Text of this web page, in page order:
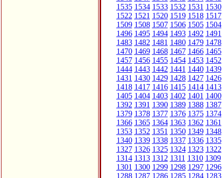
1535 1534 1533 1532 1531 1530
1522 1521 1520 1519 1518 1517
1509 1508 1507 1506 1505 1504
1496 1495 1494 1493 1492 1491
1483 1482 1481 1480 1479 1478
1470 1469 1468 1467 1466 1465
1457 1456 1455 1454 1453 1452
1444 1443 1442 1441 1440 1439
1431 1430 1429 1428 1427 1426
1418 1417 1416 1415 1414 1413
1405 1404 1403 1402 1401 1400
1392 1391 1390 1389 1388 1387
1379 1378 1377 1376 1375 1374
1366 1365 1364 1363 1362 1361
1353 1352 1351 1350 1349 1348
1340 1339 1338 1337 1336 1335
1327 1326 1325 1324 1323 1322
1314 1313 1312 1311 1310 1309
1301 1300 1299 1298 1297 1296
1288 1287 1286 1285 1284 1283